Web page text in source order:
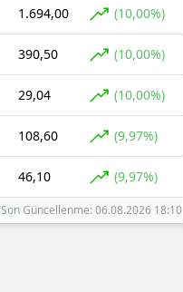
1.694,00 (10,00%)
390,50 (10,00%)
29,04 (10,00%)
108,60 (9,97%)
46,10 (9,97%)
Son Güncellenme: 06.08.2026 18:10